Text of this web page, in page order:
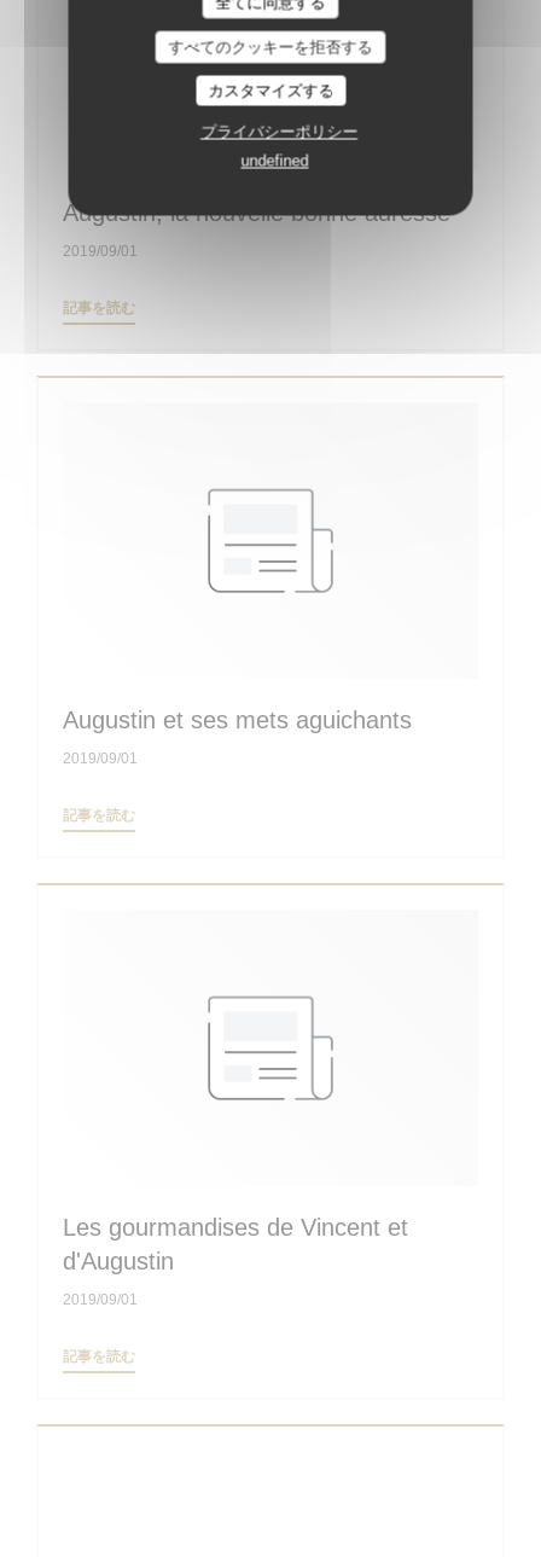
すべてのクッキーを拒否する
カスタマイズする
プライバシーポリシー
undefined
Augustin, la nouvelle bonne adresse
2019/09/01
記事を読む((新しいウィンドウで開きます))
Augustin et ses mets aguichants
2019/09/01
記事を読む((新しいウィンドウで開きます))
Les gourmandises de Vincent et
d'Augustin
2019/09/01
記事を読む((新しいウィンドウで開きます))